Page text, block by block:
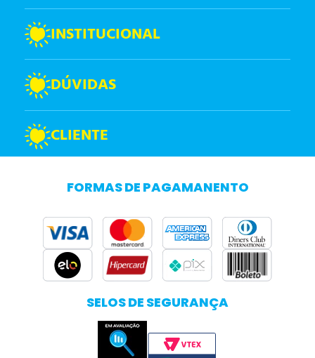
INSTITUCIONAL
DÚVIDAS
CLIENTE
FORMAS DE PAGAMANENTO
SELOS DE SEGURANÇA